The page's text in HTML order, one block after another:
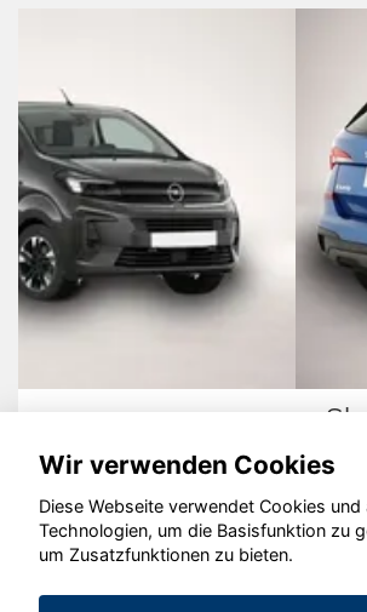
© konjunkturmotor.de GmbH
Wir verwenden Cookies
Diese Webseite verwendet Cookies und
Technologien, um die Basisfunktion zu
um Zusatzfunktionen zu bieten.